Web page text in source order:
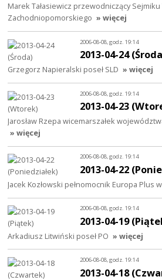
Marek Tałasiewicz przewodniczący
Zachodniopomorskiego » więcej
2006-08-08, godz. 19:14
2013-04-24
Grzegorz Napieralski poseł SLD » więcej
2006-08-08, godz. 19:14
2013-04-23
Jarosław Rzepa wicemarszałek
» więcej
2006-08-08, godz. 19:14
2013-04-22
Jacek Kozłowski pełnomocnik Europa Plus
2006-08-08, godz. 19:14
2013-04-19
Arkadiusz Litwiński poseł PO » więcej
2006-08-08, godz. 19:14
2013-04-18